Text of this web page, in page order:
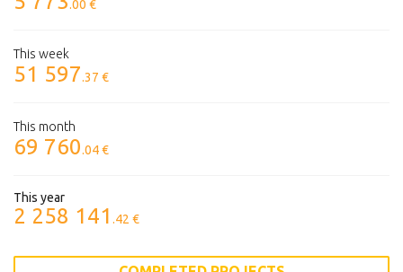
.00 €
This week
51 597.37 €
This month
69 760.04 €
This year
2 258 141 .42 €